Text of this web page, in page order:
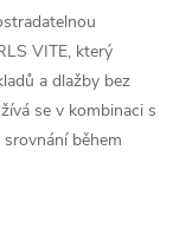
VITE, který
a dlažby bez
se v kombinaci s
během